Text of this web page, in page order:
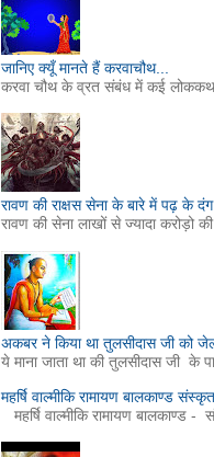
जानिए क्यूँ मानते हैं करवाचौथ...
करवा चौथ के व्रत संबंध में कई
रावण की राक्षस सेना के बारे में पढ़ के
रावण की सेना लाखों से ज्यादा करोड़ो
अकबर ने किया था तुलसीदास जी को
ये माना जाता था की तुलसीदास जी के
महर्षि वाल्मीकि रामायण बालकाण्ड
महर्षि वाल्मीकि रामायण बालकाण्ड